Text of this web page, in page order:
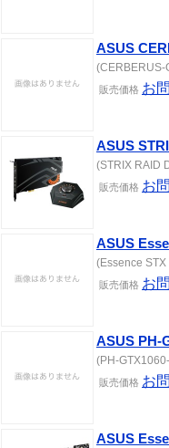
ASUS
(CERBERUS-
販売価格 お
ASUS
(STRIX RAID
販売価格 お
ASUS
(Essence
販売価格 お
ASUS PH-
(PH-
販売価格 お
ASUS